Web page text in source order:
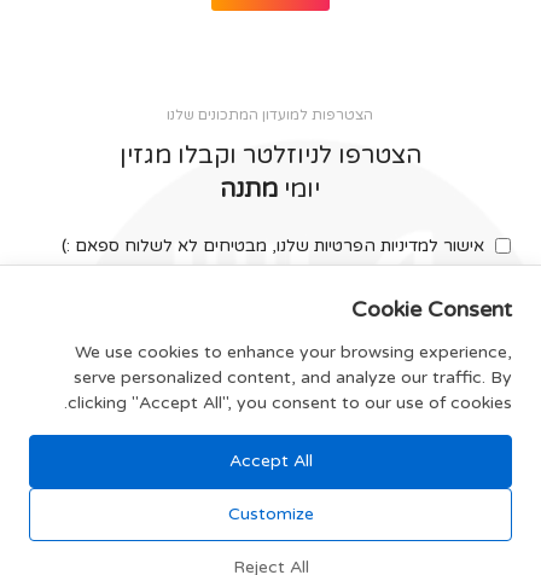
הצטרפות למועדון המתכונים שלנו
הצטרפו לניוזלטר וקבלו מגזין
יומי מתנה
אישור למדיניות הפרטיות שלנו, מבטיחים לא לשלוח ספאם :)
צרפו אותי
תקנון האתר
Cookie Consent
We use cookies to enhance your browsing experience,
serve personalized content, and analyze our traffic. By
clicking "Accept All", you consent to our use of cookies.
Accept All
Customize
Reject All